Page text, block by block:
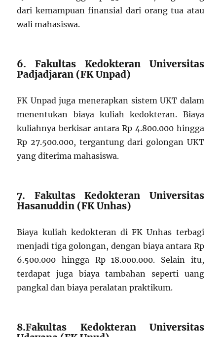
dari kemampuan finansial dari orang tua atau
wali mahasiswa.
6. Fakultas Kedokteran Universitas
Padjadjaran (FK Unpad)
FK Unpad juga menerapkan sistem UKT dalam
menentukan biaya kuliah kedokteran. Biaya
kuliahnya berkisar antara Rp 4.800.000 hingga
Rp 27.500.000, tergantung dari golongan UKT
yang diterima mahasiswa.
7. Fakultas Kedokteran Universitas
Hasanuddin (FK Unhas)
Biaya kuliah kedokteran di FK Unhas terbagi
menjadi tiga golongan, dengan biaya antara Rp
6.500.000 hingga Rp 18.000.000. Selain itu,
terdapat juga biaya tambahan seperti uang
pangkal dan biaya peralatan praktikum.
8.Fakultas Kedokteran Universitas